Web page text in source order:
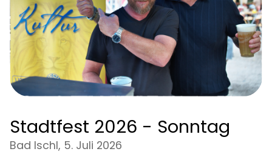
Stadtfest 2026 - Sonntag
Bad Ischl, 5. Juli 2026